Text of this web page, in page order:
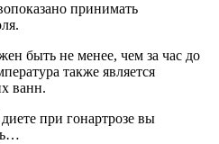
принимать
быть не менее, чем за час до
также является
ванн.
при гонартрозе вы